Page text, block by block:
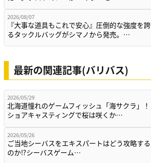
2026/08/07
『大事な道具もこれで安心』圧倒的な強度を誇
るタックルバッグがシマノから発売。…
最新の関連記事(バリバス)
2026/05/29
北海道憧れのゲームフィッシュ「海サクラ」！
ショアキャスティングで桜は咲くか…
2026/05/26
ご当地シーバスをエキスパートはどう攻略する
のか⁉シーバスゲーム…